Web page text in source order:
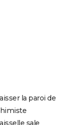
la paroi de
sale